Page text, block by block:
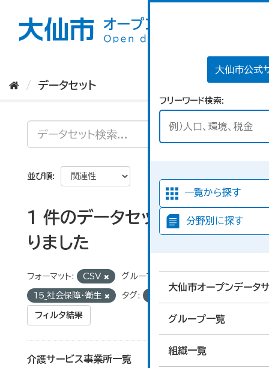
大仙市公式
フリーワード検索
一覧から探す
分野別に探す
大仙市オープンデータ
グループ一覧
組織一覧
データセット
並び順
1 件のデータセットが見つか
りました
フォーマット: CSV グループ:
15_社会保障・衛生 タグ:
フィルタ結果
介護サービス事業所一覧